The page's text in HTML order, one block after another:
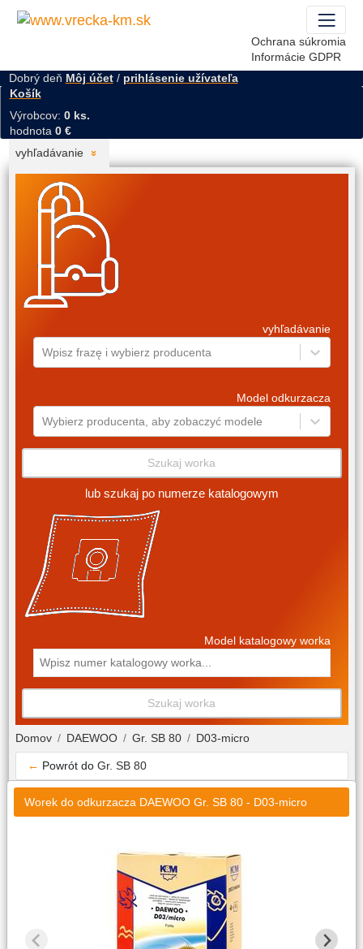
Ochrana súkromia
Informácie GDPR
Dobrý deň Môj účet/ prihlásenie užívateľa
Košík
Výrobcov: 0 ks.
hodnota 0 €
vyhľadávanie
vyhľadávanie
Wpisz frazę i wybierz producenta
Model odkurzacza
Wybierz producenta, aby zobaczyć modele
Szukaj worka
lub szukaj po numerze katalogowym
Model katalogowy worka
Szukaj worka
Domov DAEWOO Gr. SB 80 D03-micro
← Powrót do Gr. SB 80
Worek do odkurzacza DAEWOO Gr. SB 80 - D03-micro